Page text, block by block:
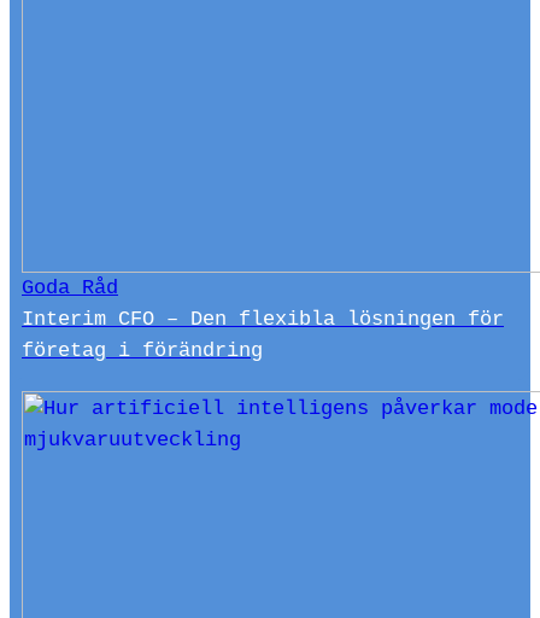
Goda Råd
Interim CFO – Den flexibla lösningen för
företag i förändring